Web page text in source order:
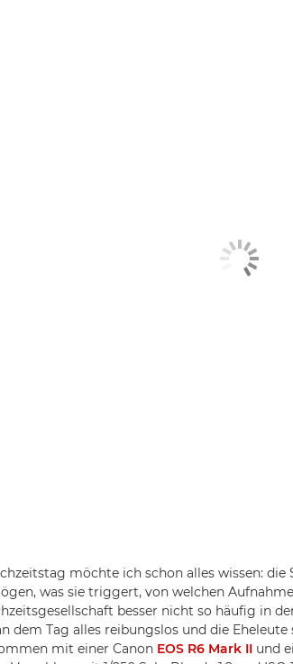
möchte ich schon alles wissen: die
was sie triggert, von welchen
besser nicht so häufig in
dem Tag alles reibungslos und die
mit einer Canon EOS R6 Mark II und